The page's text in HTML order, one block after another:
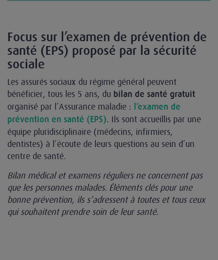
Focus sur l’examen de prévention de
santé (EPS) proposé par la sécurité
sociale
Les assurés sociaux du régime général peuvent
bénéficier, tous les 5 ans, du bilan de santé gratuit
organisé par l’Assurance maladie :
l’examen de
prévention en santé (EPS). Ils sont accueillis par une
équipe pluridisciplinaire (médecins, infirmiers,
dentistes) à l’écoute de leurs questions au sein d’un
centre de santé.
Bilan médical et examens réguliers ne concernent pas
que les personnes malades. Éléments clés pour une
bonne prévention, ils s’adressent à toutes et tous ceux
qui souhaitent prendre soin de leur santé.